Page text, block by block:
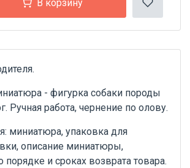
В корзину
- фигурка собаки породы
Ручная работа, чернение по олову.
миниатюра, упаковка для
описание миниатюры,
и сроках возврата товара.